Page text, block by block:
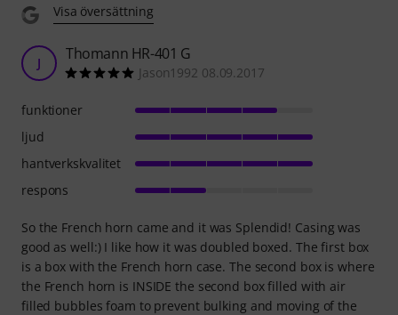
Visa översättning
J Thomann HR-401 G
Jason1992 08.09.2017
So the French horn came and it was Splendid! Casing was
good as well:) I like how it was doubled boxed. The first box
is a box with the French horn case. The second box is where
the French horn is INSIDE the second box filled with air
filled bubbles foam to prevent bulking and moving of the
funktioner
ljud
hantverkskvalitet
respons